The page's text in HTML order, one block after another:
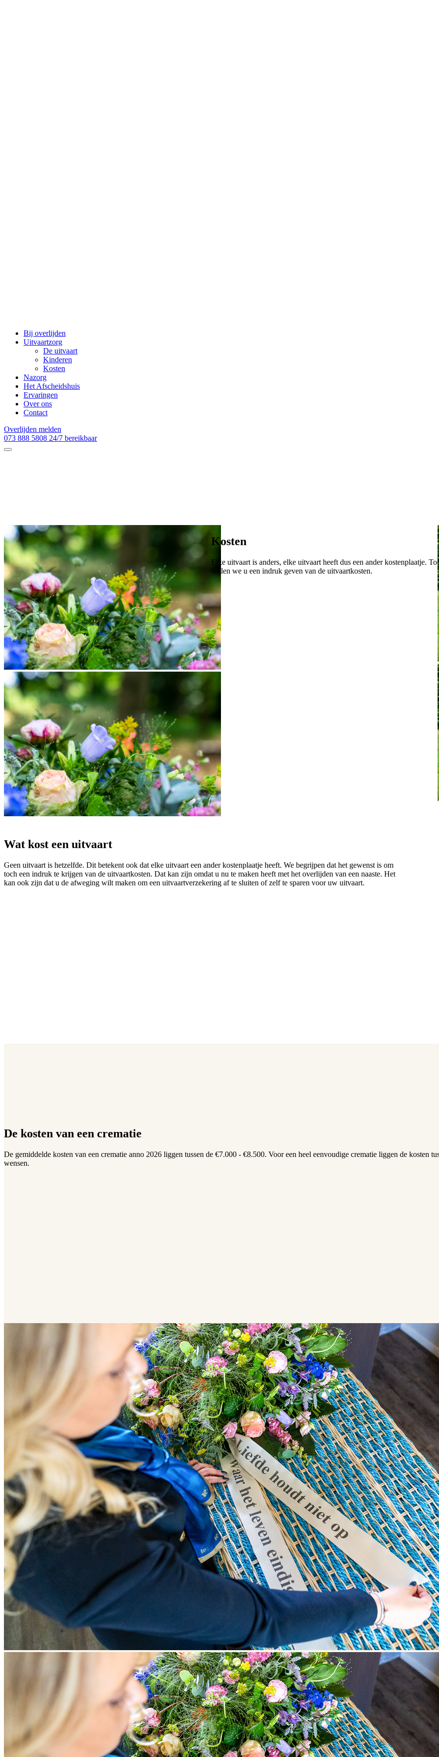
Bij overlijden
Uitvaartzorg
De uitvaart
Kinderen
Kosten
Nazorg
Het Afscheidshuis
Ervaringen
Over ons
Contact
Overlijden melden
073 888 5808 24/7 bereikbaar
Kosten
Elke uitvaart is anders, elke uitvaart heeft dus een ander kostenplaatje.
willen we u een indruk geven van de uitvaartkosten.
Wat kost een uitvaart
Geen uitvaart is hetzelfde. Dit betekent ook dat elke uitvaart een ander kostenplaatje heeft. We begrijpen dat het gewenst is om
toch een indruk te krijgen van de uitvaartkosten. Dat kan zijn omdat u nu te maken heeft met het overlijden van een naaste. Het
kan ook zijn dat u de afweging wilt maken om een uitvaartverzekering af te sluiten of zelf te sparen voor uw uitvaart.
De kosten van een crematie
De gemiddelde kosten van een crematie anno 2026 liggen tussen de €7.000 - €8.500. Voor een heel eenvoudige crematie liggen de kosten
wensen.